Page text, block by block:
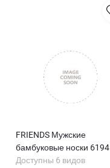
FRIENDS Мужские
бамбуковые носки 6194
Доступны 6 видов